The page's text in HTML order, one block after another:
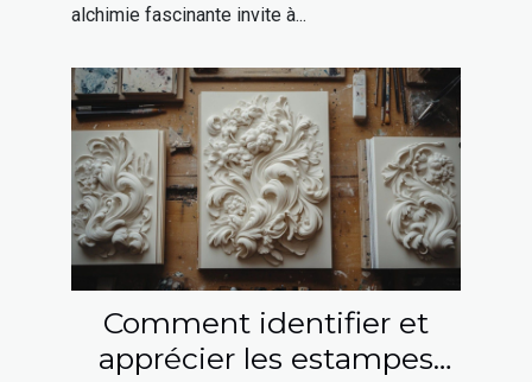
alchimie fascinante invite à...
Comment identifier et
apprécier les estampes